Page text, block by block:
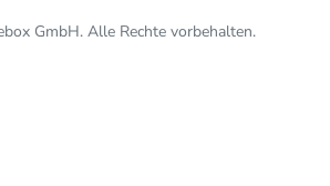
GmbH. Alle Rechte vorbehalten.